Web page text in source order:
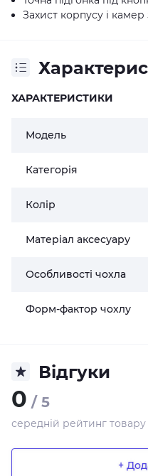
Захист корпусу і
ХАРАКТЕРИСТИКИ
Модель
Категорія
Колір
Матеріал аксесуару
Особливості чохла
Форм-фактор чохлу
Відгуки
0 / 5
середній рейтинг товару
+